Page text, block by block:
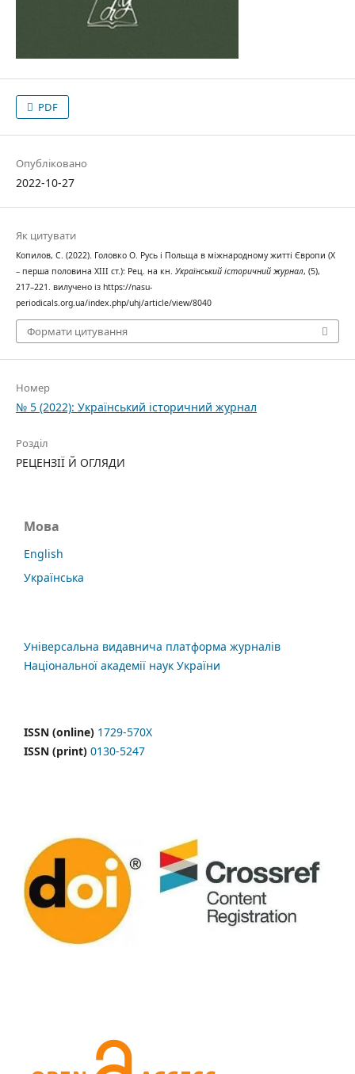
PDF
Опубліковано
2022-10-27
Як цитувати
Копилов, С. (2022). Головко О. Русь і Польща в міжнародному житті Європи (Х
– перша половина ХІІІ ст.): Рец. на кн. Український історичний журнал, (5),
217–221. вилучено із https://nasu-
periodicals.org.ua/index.php/uhj/article/view/8040
Формати цитування
Номер
№ 5 (2022): Український історичний журнал
Розділ
РЕЦЕНЗІЇ Й ОГЛЯДИ
Мова
English
Українська
Універсальна видавнича платформа журналів
Національної академії наук України
ISSN (online) 1729-570X
ISSN (print) 0130-5247